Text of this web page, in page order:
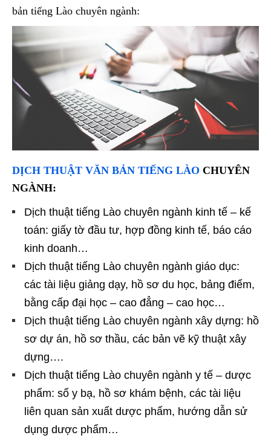
bản tiếng Lào chuyên ngành:
DỊCH THUẬT VĂN BẢN TIẾNG LÀO CHUYÊN
NGÀNH:
Dịch thuật tiếng Lào chuyên ngành kinh tế – kế
toán: giấy tờ đầu tư, hợp đồng kinh tế, báo cáo
kinh doanh…
Dịch thuật tiếng Lào chuyên ngành giáo dục:
các tài liệu giảng dạy, hồ sơ du học, bảng điểm,
bằng cấp đại học – cao đẳng – cao học…
Dịch thuật tiếng Lào chuyên ngành xây dựng: hồ
sơ dự án, hồ sơ thầu, các bản vẽ kỹ thuật xây
dựng….
Dịch thuật tiếng Lào chuyên ngành y tế – dược
phẩm: sổ y bạ, hồ sơ khám bệnh, các tài liệu
liên quan sản xuất dược phẩm, hướng dẫn sử
dụng dược phẩm…